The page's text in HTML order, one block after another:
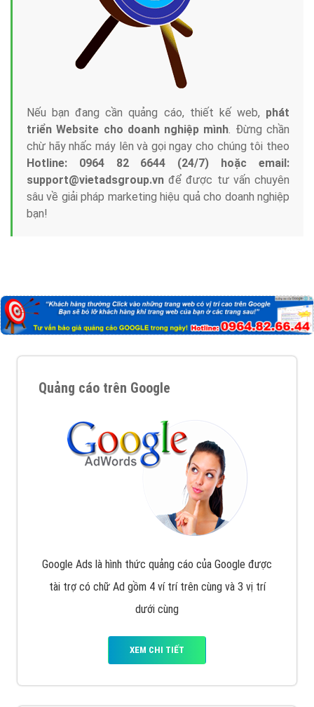
Nếu bạn đang cần quảng cáo, thiết kế web, phát
triển Website cho doanh nghiệp mình. Đừng chần
chừ hãy nhấc máy lên và gọi ngay cho chúng tôi theo
Hotline: 0964 82 6644 (24/7) hoặc email:
support@vietadsgroup.vn để được tư vấn chuyên
sâu về giải pháp marketing hiệu quả cho doanh nghiệp
bạn!
Quảng cáo trên Google
Google Ads là hình thức quảng cáo của Google được
tài trợ có chữ Ad gồm 4 ví trí trên cùng và 3 vị trí
dưới cùng
XEM CHI TIẾT